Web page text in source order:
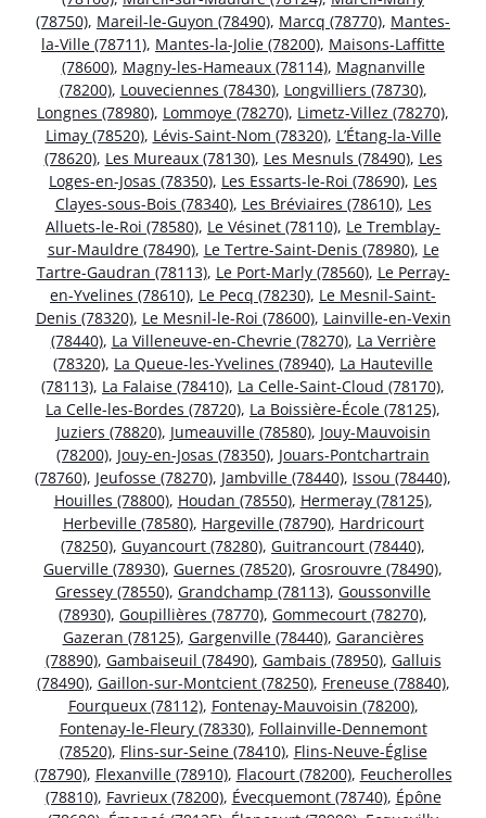
(78750), Mareil-le-Guyon (78490), Marcq (78770), Mantes-
la-Ville (78711), Mantes-la-Jolie (78200), Maisons-Laffitte
(78600), Magny-les-Hameaux (78114), Magnanville
(78200), Louveciennes (78430), Longvilliers (78730),
Longnes (78980), Lommoye (78270), Limetz-Villez (78270),
Limay (78520), Lévis-Saint-Nom (78320), L’Étang-la-Ville
(78620), Les Mureaux (78130), Les Mesnuls (78490), Les
Loges-en-Josas (78350), Les Essarts-le-Roi (78690), Les
Clayes-sous-Bois (78340), Les Bréviaires (78610), Les
Alluets-le-Roi (78580), Le Vésinet (78110), Le Tremblay-
sur-Mauldre (78490), Le Tertre-Saint-Denis (78980), Le
Tartre-Gaudran (78113), Le Port-Marly (78560), Le Perray-
en-Yvelines (78610), Le Pecq (78230), Le Mesnil-Saint-
Denis (78320), Le Mesnil-le-Roi (78600), Lainville-en-Vexin
(78440), La Villeneuve-en-Chevrie (78270), La Verrière
(78320), La Queue-les-Yvelines (78940), La Hauteville
(78113), La Falaise (78410), La Celle-Saint-Cloud (78170),
La Celle-les-Bordes (78720), La Boissière-École (78125),
Juziers (78820), Jumeauville (78580), Jouy-Mauvoisin
(78200), Jouy-en-Josas (78350), Jouars-Pontchartrain
(78760), Jeufosse (78270), Jambville (78440), Issou (78440),
Houilles (78800), Houdan (78550), Hermeray (78125),
Herbeville (78580), Hargeville (78790), Hardricourt
(78250), Guyancourt (78280), Guitrancourt (78440),
Guerville (78930), Guernes (78520), Grosrouvre (78490),
Gressey (78550), Grandchamp (78113), Goussonville
(78930), Goupillières (78770), Gommecourt (78270),
Gazeran (78125), Gargenville (78440), Garancières
(78890), Gambaiseuil (78490), Gambais (78950), Galluis
(78490), Gaillon-sur-Montcient (78250), Freneuse (78840),
Fourqueux (78112), Fontenay-Mauvoisin (78200),
Fontenay-le-Fleury (78330), Follainville-Dennemont
(78520), Flins-sur-Seine (78410), Flins-Neuve-Église
(78790), Flexanville (78910), Flacourt (78200), Feucherolles
(78810), Favrieux (78200), Évecquemont (78740), Épône